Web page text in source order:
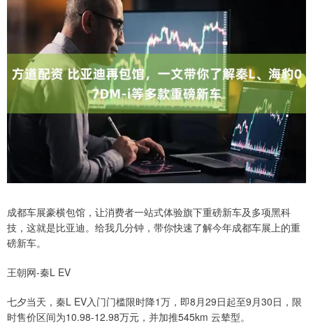
成都车展豪横包馆，让消费者一站式体验旗下重磅新车及多项黑科
技，这就是比亚迪。给我几分钟，带你快速了解今年成都车展上的重
磅新车。
王朝网-秦L EV
七夕当天，秦L EV入门门槛限时降1万，即8月29日起至9月30日，限
时售价区间为10.98-12.98万元，并加推545km 云辇型。